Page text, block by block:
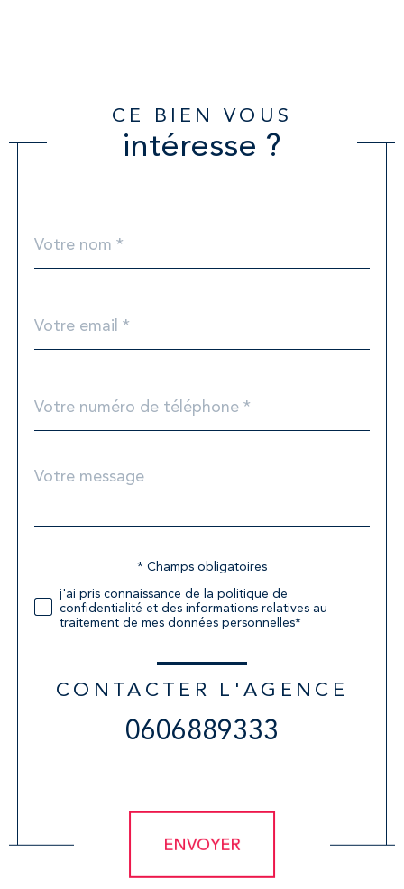
CE BIEN VOUS
intéresse ?
par
*
*
*
Fieldset
défaut
Message
*
Validation* Champs obligatoires
j'ai pris connaissance de la politique de
confidentialité et des informations relatives au
traitement de mes données personnelles*
CONTACTER L'AGENCE
0606889333
ENVOYER